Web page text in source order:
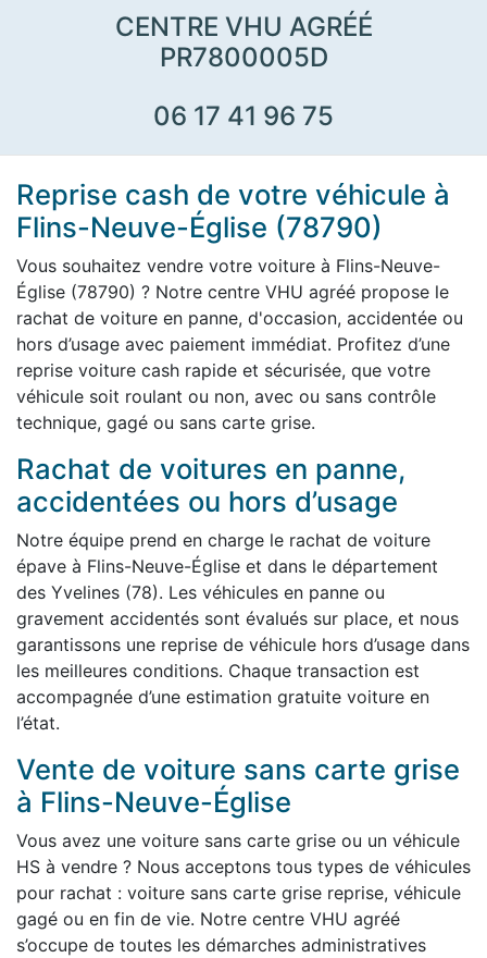
CENTRE VHU AGRÉÉ
PR7800005D
06 17 41 96 75
Reprise cash de votre véhicule à
Flins-Neuve-Église (78790)
Vous souhaitez vendre votre voiture à Flins-Neuve-
Église (78790) ? Notre centre VHU agréé propose le
rachat de voiture en panne, d'occasion, accidentée ou
hors d’usage avec paiement immédiat. Profitez d’une
reprise voiture cash rapide et sécurisée, que votre
véhicule soit roulant ou non, avec ou sans contrôle
technique, gagé ou sans carte grise.
Rachat de voitures en panne,
accidentées ou hors d’usage
Notre équipe prend en charge le rachat de voiture
épave à Flins-Neuve-Église et dans le département
des Yvelines (78). Les véhicules en panne ou
gravement accidentés sont évalués sur place, et nous
garantissons une reprise de véhicule hors d’usage dans
les meilleures conditions. Chaque transaction est
accompagnée d’une estimation gratuite voiture en
l’état.
Vente de voiture sans carte grise
à Flins-Neuve-Église
Vous avez une voiture sans carte grise ou un véhicule
HS à vendre ? Nous acceptons tous types de véhicules
pour rachat : voiture sans carte grise reprise, véhicule
gagé ou en fin de vie. Notre centre VHU agréé
s’occupe de toutes les démarches administratives